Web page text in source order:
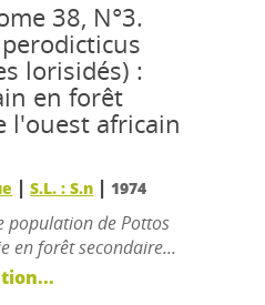
38, N°3.
lorisidés) :
en forêt
l'ouest africain
|S.L. : S.n | 1974
population de Pottos
en forêt secondaire...